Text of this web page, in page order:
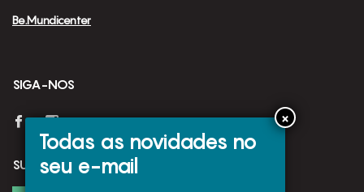
Be.Mundicenter
SIGA-NOS
SUBSCREVA A NOSSA NEWSLETTER
Todas as novidades no
seu e-mail